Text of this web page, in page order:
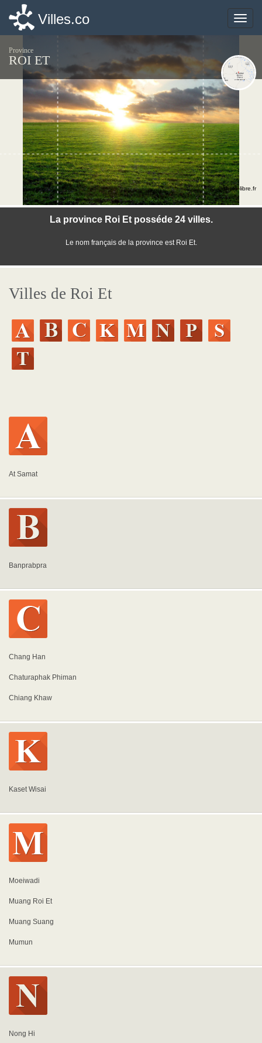
Toggle
Villes.co
Province
ROI ET
La province Roi Et posséde 24 villes.
Le nom français de la province est Roi Et.
©photo-libre.fr
Villes de Roi Et
At Samat
Banprabpra
Chang Han
Chaturaphak Phiman
Chiang Khaw
Kaset Wisai
Moeiwadi
Muang Roi Et
Muang Suang
Mumun
Nong Hi
Toggle
Villes.co